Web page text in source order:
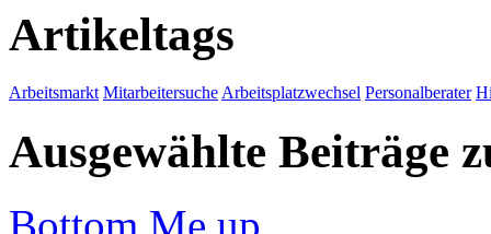
Artikeltags
Arbeitsmarkt Mitarbeitersuche Arbeitsplatzwechsel Personalberater
Ausgewählte Beiträge